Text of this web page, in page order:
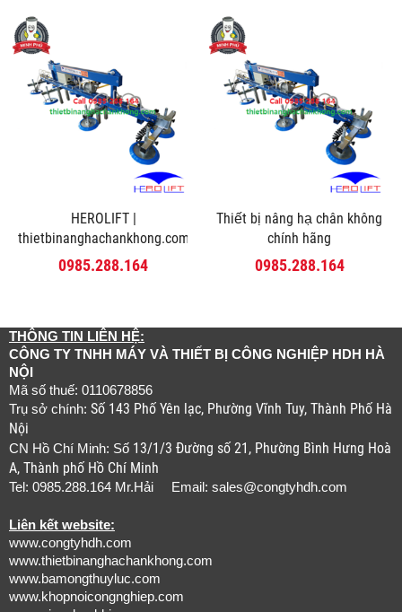
HEROLIFT |
thietbinanghachankhong.com
0985.288.164
Thiết bị nâng hạ chân không
chính hãng
0985.288.164
THÔNG TIN LIÊN HỆ:
CÔNG TY TNHH MÁY VÀ THIẾT BỊ CÔNG NGHIỆP HDH HÀ
NỘI
Mã số thuế: 0110678856
Trụ sở chính: Số 143 Phố Yên lạc, Phường Vĩnh Tuy, Thành Phố Hà
Nội
CN Hồ Chí Minh: Số 13/1/3 Đường số 21, Phường Bình Hưng Hoà
A, Thành phố Hồ Chí Minh
Tel: 0985.288.164 Mr.Hải Email: sales@congtyhdh.com
Liên kết website:
www.congtyhdh.com
www.thietbinanghachankhong.com
www.bamongthuyluc.com
www.khopnoicongnghiep.com